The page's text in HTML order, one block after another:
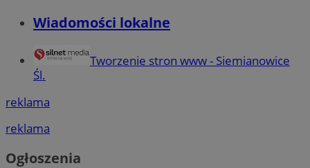
Wiadomości lokalne
Tworzenie stron www - Siemianowice
Śl.
reklama
reklama
Ogłoszenia